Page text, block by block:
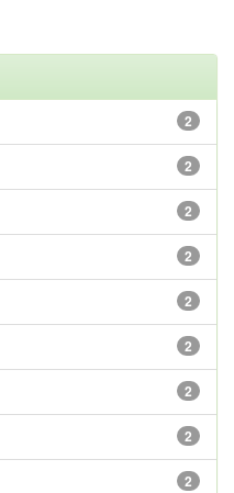
2
2
2
2
2
2
2
2
2